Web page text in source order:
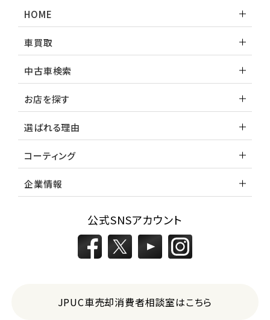
HOME
車買取
中古車検索
お店を探す
選ばれる理由
コーティング
企業情報
公式SNSアカウント
JPUC車売却消費者相談室はこちら